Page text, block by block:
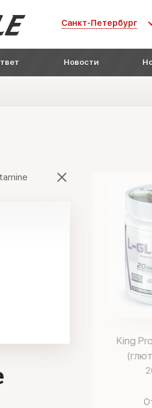
Санкт-Петербург
Новости
King